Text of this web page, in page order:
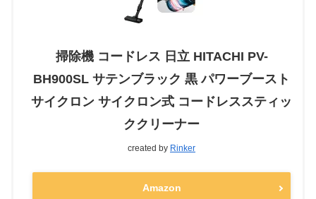
掃除機 コードレス 日立 HITACHI PV-
BH900SL サテンブラック 黒 パワーブースト
サイクロン サイクロン式 コードレススティッ
ククリーナー
created by Rinker
Amazon